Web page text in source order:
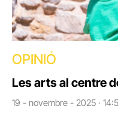
OPINIÓ
Les arts al centre
19 - novembre - 2025 ·